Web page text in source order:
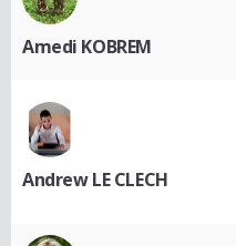
Amedi KOBREM
Andrew LE CLECH